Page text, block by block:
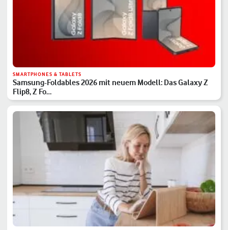
SMARTPHONES & TABLETS
Samsung-Foldables 2026 mit neuem Modell: Das Galaxy Z
Flip8, Z Fo…